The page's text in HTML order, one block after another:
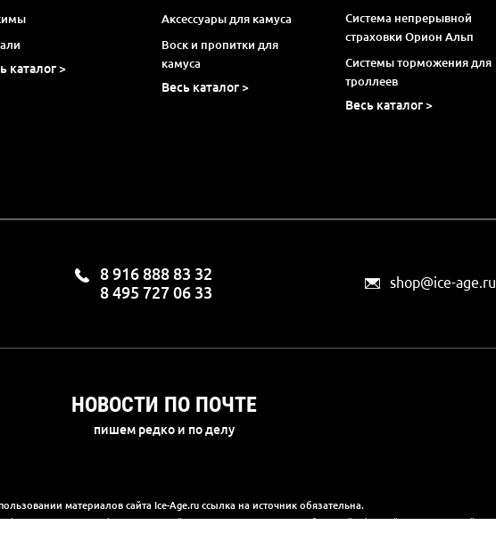
каталог >
Аксессуары для камуса
Воск и пропитки для
камуса
Весь каталог >
Система непрерывной
страховки Орион Альп
Системы торможения для
троллеев
Весь каталог >
8 916 888 83 32
8 495 727 06 33
shop@ice-age.ru
НОВОСТИ ПО ПОЧТЕ
пишем редко и по делу
материалов сайта Ice-Age.ru ссылка на источник обязательна.
носит информационный характер и не является публичной офертой, определяемой